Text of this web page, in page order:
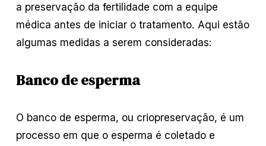
a preservação da fertilidade com a equipe
médica antes de iniciar o tratamento. Aqui estão
algumas medidas a serem consideradas:
Banco de esperma
O banco de esperma, ou criopreservação, é um
processo em que o esperma é coletado e